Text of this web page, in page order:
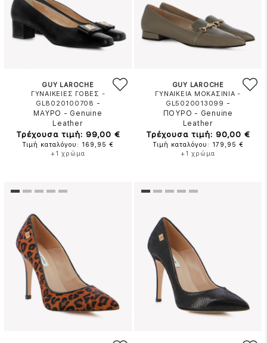
GUY LAROCHE
ΓΥΝΑΙΚΕΙΕΣ ΓΟΒΕΣ -
GL8020100708 -
ΜΑΥΡΟ - Genuine
Leather
Τρέχουσα τιμή: 99,00 €
Τιμή καταλόγου: 169,95 €
+1 χρώμα
GUY LAROCHE
ΓΥΝΑΙΚΕΙΑ ΜΟΚΑΣΙΝΙΑ -
GL5020013099 -
ΠΟΥΡΟ - Genuine
Leather
Τρέχουσα τιμή: 90,00 €
Τιμή καταλόγου: 179,95 €
+1 χρώμα